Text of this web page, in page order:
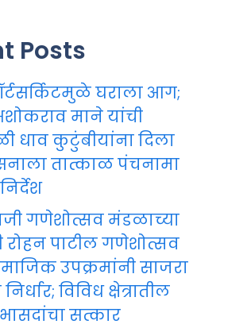
Posts
घराला आग;
माने यांची
धाव कुटुंबीयांना दिला
तात्काळ पंचनामा
गणेशोत्सव मंडळाच्या
रोहन पाटील गणेशोत्सव
उपक्रमांनी साजरा
विविध क्षेत्रातील
सत्कार